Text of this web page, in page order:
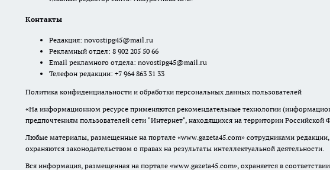
Контакты
Редакция: novostipg45@mail.ru
Рекламный отдел: 8 902 205 50 66
Email рекламного отдела: novostipg45@mail.ru
Телефон редакции: +7 964 863 31 33
Политика конфиденциальности и обработки персональных данных пользователей
«На информационном ресурсе применяются рекомендательные технологии
предпочтениям пользователей сети "Интернет", находящихся на территории Российской
Любые материалы, размещенные на портале «www.gazeta45.com» сотрудниками
охраняются законодательством о правах на результаты интеллектуальной деятельности.
Вся информация, размещенная на портале «www.gazeta45.com», охраняется в